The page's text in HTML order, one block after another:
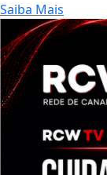
Saiba Mais